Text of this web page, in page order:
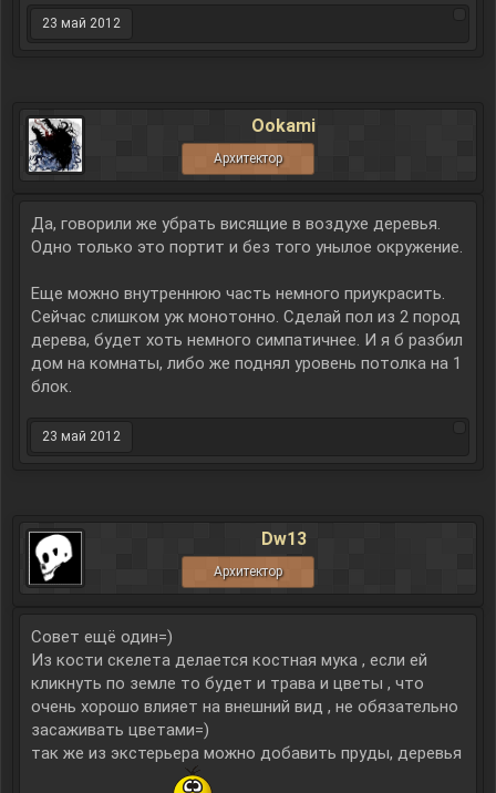
23 май 2012
Ookami
Архитектор
Да, говорили же убрать висящие в воздухе деревья.
Одно только это портит и без того унылое окружение.
Еще можно внутреннюю часть немного приукрасить.
Сейчас слишком уж монотонно. Сделай пол из 2 пород
дерева, будет хоть немного симпатичнее. И я б разбил
дом на комнаты, либо же поднял уровень потолка на 1
блок.
23 май 2012
Dw13
Архитектор
Совет ещё один=)
Из кости скелета делается костная мука , если ей
кликнуть по земле то будет и трава и цветы , что
очень хорошо влияет на внешний вид , не обязательно
засаживать цветами=)
так же из экстерьера можно добавить пруды, деревья